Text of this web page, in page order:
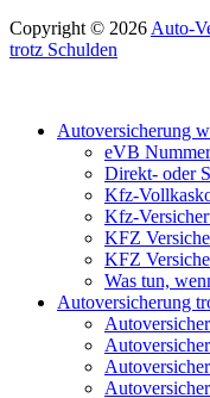
Copyright © 2026 Auto-
trotz Schulden
Autoversicherung
eVB
Direkt- oder
Kfz-
Kfz-
KFZ
KFZ
Was tun,
Autoversicherung